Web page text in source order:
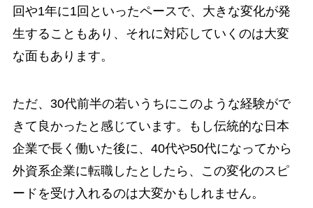
回や1年に1回といったペースで、大きな変化が発
生することもあり、それに対応していくのは大変
な面もあります。
ただ、30代前半の若いうちにこのような経験がで
きて良かったと感じています。もし伝統的な日本
企業で長く働いた後に、40代や50代になってから
外資系企業に転職したとしたら、この変化のスピ
ードを受け入れるのは大変かもしれません。